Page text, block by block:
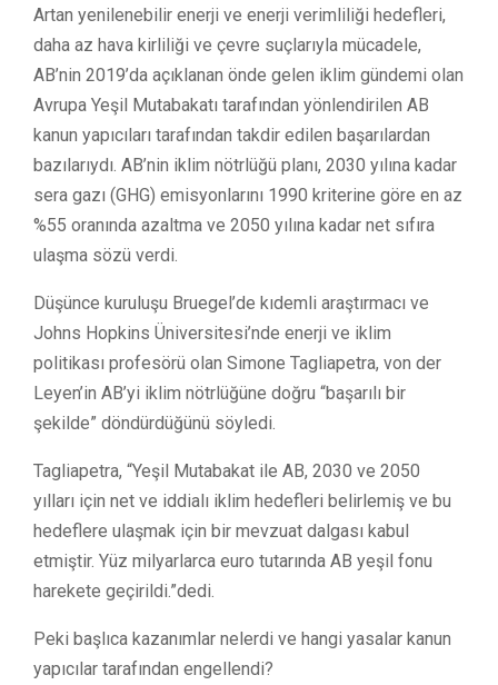
Artan yenilenebilir enerji ve enerji verimliliği hedefleri,
daha az hava kirliliği ve çevre suçlarıyla mücadele,
AB’nin 2019’da açıklanan önde gelen iklim gündemi olan
Avrupa Yeşil Mutabakatı tarafından yönlendirilen AB
kanun yapıcıları tarafından takdir edilen başarılardan
bazılarıydı. AB’nin iklim nötrlüğü planı, 2030 yılına kadar
sera gazı (GHG) emisyonlarını 1990 kriterine göre en az
%55 oranında azaltma ve 2050 yılına kadar net sıfıra
ulaşma sözü verdi.
Düşünce kuruluşu Bruegel’de kıdemli araştırmacı ve
Johns Hopkins Üniversitesi’nde enerji ve iklim
politikası profesörü olan Simone Tagliapetra, von der
Leyen’in AB’yi iklim nötrlüğüne doğru “başarılı bir
şekilde” döndürdüğünü söyledi.
Tagliapetra, “Yeşil Mutabakat ile AB, 2030 ve 2050
yılları için net ve iddialı iklim hedefleri belirlemiş ve bu
hedeflere ulaşmak için bir mevzuat dalgası kabul
etmiştir. Yüz milyarlarca euro tutarında AB yeşil fonu
harekete geçirildi.”dedi.
Peki başlıca kazanımlar nelerdi ve hangi yasalar kanun
yapıcılar tarafından engellendi?